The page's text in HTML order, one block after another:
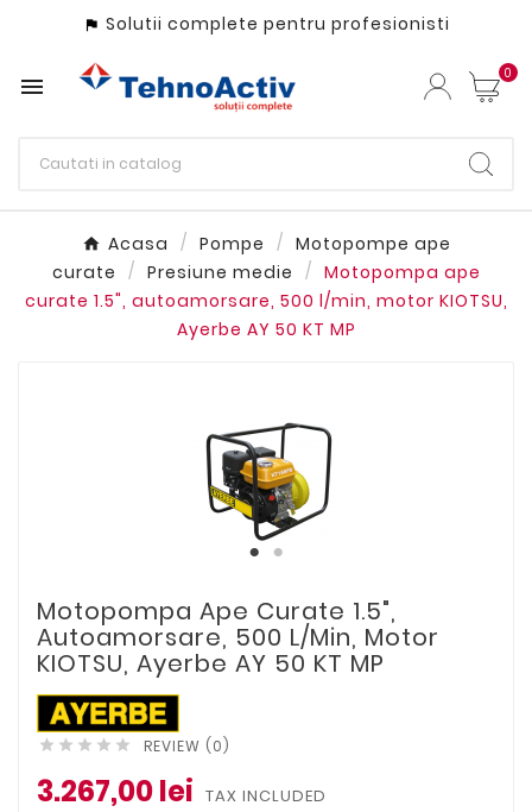
 Solutii complete pentru profesionisti
 0
Acasa Pompe
Motopompe ape
curate
Presiune medie
Motopompa ape
curate 1.5", autoamorsare, 500 l/min, motor KIOTSU,
Ayerbe AY 50 KT MP
Motopompa Ape Curate 1.5",
Autoamorsare, 500 L/min, Motor
KIOTSU, Ayerbe AY 50 KT MP
     REVIEW (0)
3.267,00 lei TAX INCLUDED